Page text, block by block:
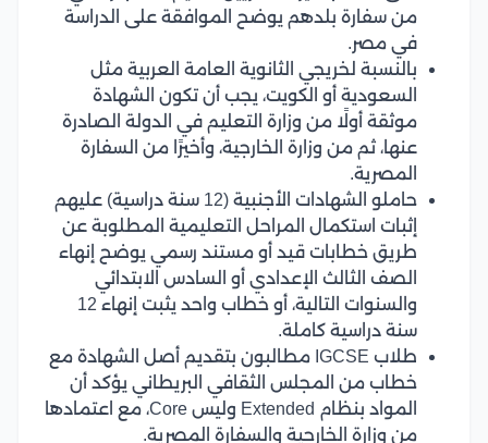
من سفارة بلدهم يوضح الموافقة على الدراسة
في مصر.
بالنسبة لخريجي الثانوية العامة العربية مثل
السعودية أو الكويت، يجب أن تكون الشهادة
موثقة أولًا من وزارة التعليم في الدولة الصادرة
عنها، ثم من وزارة الخارجية، وأخيرًا من السفارة
المصرية.
حاملو الشهادات الأجنبية (12 سنة دراسية) عليهم
إثبات استكمال المراحل التعليمية المطلوبة عن
طريق خطابات قيد أو مستند رسمي يوضح إنهاء
الصف الثالث الإعدادي أو السادس الابتدائي
والسنوات التالية، أو خطاب واحد يثبت إنهاء 12
سنة دراسية كاملة.
طلاب IGCSE مطالبون بتقديم أصل الشهادة مع
خطاب من المجلس الثقافي البريطاني يؤكد أن
المواد بنظام Extended وليس Core، مع اعتمادها
من وزارة الخارجية والسفارة المصرية.